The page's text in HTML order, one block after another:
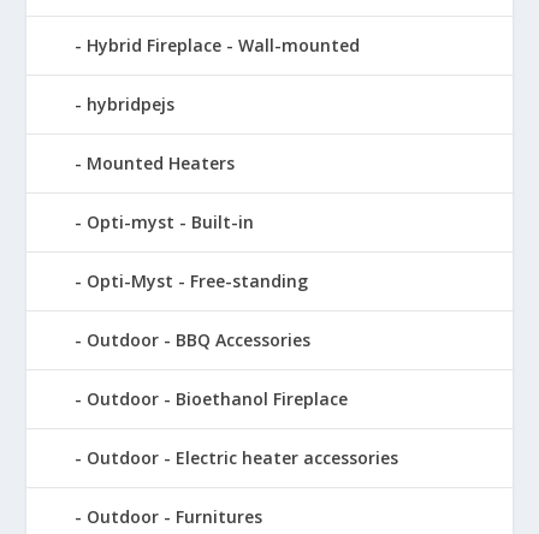
Hybrid Fireplace - Wall-mounted
hybridpejs
Mounted Heaters
Opti-myst - Built-in
Opti-Myst - Free-standing
Outdoor - BBQ Accessories
Outdoor - Bioethanol Fireplace
Outdoor - Electric heater accessories
Outdoor - Furnitures